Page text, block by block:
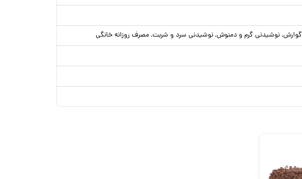
نوشیدنی گرم و دمنوش, نوشیدنی سرد و شربت, مصرف روزانه خانگی